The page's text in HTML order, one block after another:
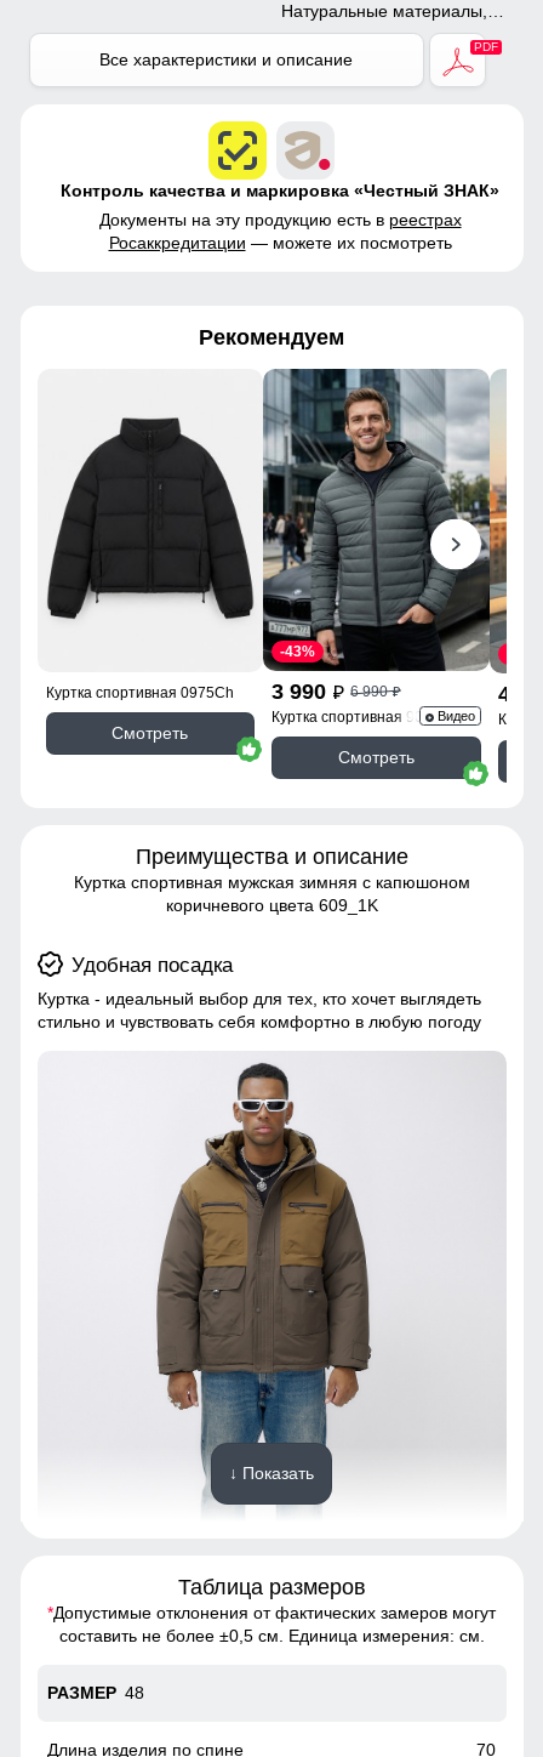
Натуральные материалы,
Полиэстер, Плащевка,
Тефлон
Все характеристики и описание
Контроль качества и маркировка «Честный ЗНАК»
Документы на эту продукцию есть в реестрах
Росаккредитации — можете их посмотреть
Рекомендуем
Куртка спортивная 0975Ch
Смотреть
3 990 p 6 990p
-43%
Куртка спортивная 9623_1Kh
Видео
Смотреть
4
Преимущества и описание
Куртка спортивная мужская зимняя с капюшоном
коричневого цвета 609_1K
Удобная посадка
Куртка - идеальный выбор для тех, кто хочет выглядеть
стильно и чувствовать себя комфортно в любую погоду
Куртка - идеальный выбор для тех, кто хочет выглядеть
стильно и чувствовать себя комфортно в любую погоду
Ветрозащитная планка нужна для защиты от ветра и
↓ Показать
Таблица размеров
*Допустимые отклонения от фактических замеров могут
составить не более ±0,5 см. Единица измерения: см.
48
70